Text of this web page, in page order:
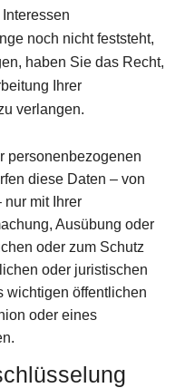
noch nicht feststeht,
haben Sie das Recht,
Ihrer
verlangen.
personenbezogenen
diese Daten – von
nur mit Ihrer
Ausübung oder
oder zum Schutz
oder juristischen
wichtigen öffentlichen
oder eines